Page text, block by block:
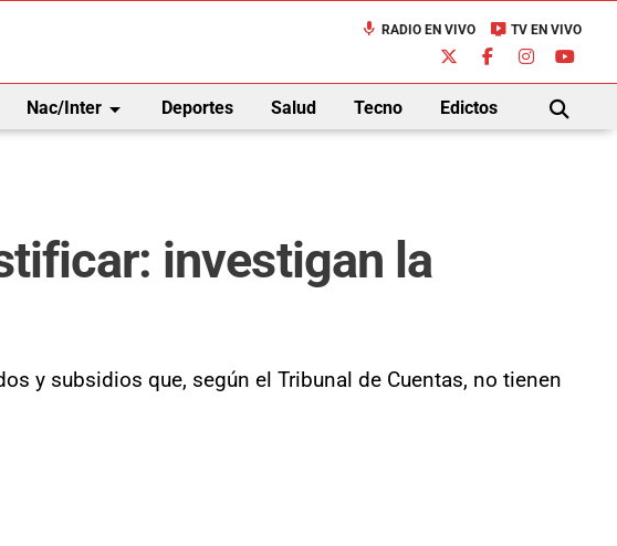
mic RADIO EN VIVO live_tv TV EN VIVO
Nac/Interarrow_drop_down Deportes Salud Tecno Edictos
BUSCAR
investigan la
y subsidios que, según el Tribunal de Cuentas, no tienen